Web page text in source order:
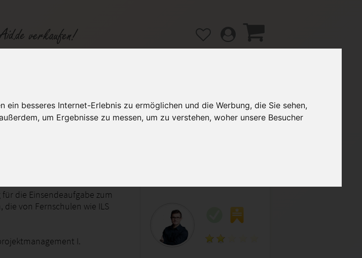
besseres Internet-Erlebnis zu ermöglichen und die Werbung, die Sie sehen,
um Ergebnisse zu messen, um zu verstehen, woher unsere Besucher
Studiengänge / Lehrgänge Hilfe / FAQ
die Einsendeaufgabe zum
die von Fernschulen wie ILS
I.